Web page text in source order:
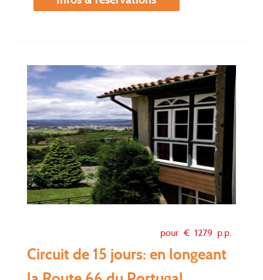
pour € 1279 p.p.
Circuit de 15 jours: en longeant